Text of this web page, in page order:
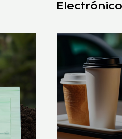
Electrónico